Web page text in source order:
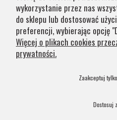
Kategorie
Obsługa klienta
wykorzystanie przez nas
do sklepu lub dostosować
preferencji, wybierając opcję
Więcej o plikach cookies
prywatności.
Zaakceptuj
Dostosuj